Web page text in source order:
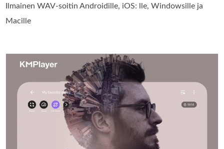
Ilmainen WAV-soitin Androidille, iOS: lle, Windowsille ja
Macille